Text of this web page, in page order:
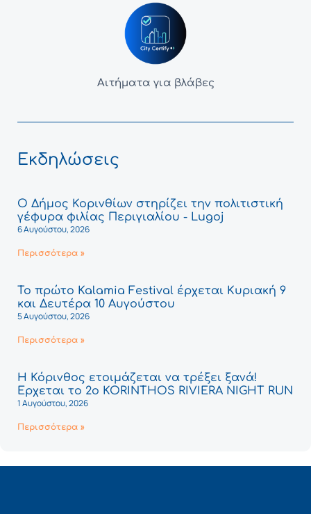
Αιτήματα για βλάβες
Εκδηλώσεις
Ο Δήμος Κορινθίων στηρίζει την πολιτιστική
γέφυρα φιλίας Περιγιαλίου - Lugoj
6 Αυγούστου, 2026
Περισσότερα »
Το πρώτο Kalamia Festival έρχεται Κυριακή 9
και Δευτέρα 10 Αυγούστου
5 Αυγούστου, 2026
Περισσότερα »
Η Κόρινθος ετοιμάζεται να τρέξει ξανά!
Έρχεται το 2ο KORINTHOS RIVIERA NIGHT RUN
1 Αυγούστου, 2026
Περισσότερα »